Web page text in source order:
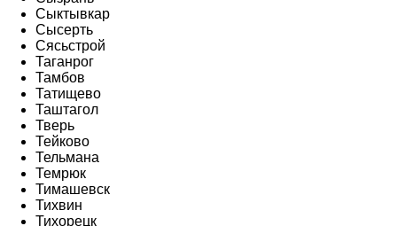
Сыктывкар
Сысерть
Сясьстрой
Таганрог
Тамбов
Татищево
Таштагол
Тверь
Тейково
Тельмана
Темрюк
Тимашевск
Тихвин
Тихорецк